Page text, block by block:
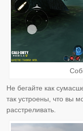
Не бегайте как
так устроены, что вы
расстреливать.